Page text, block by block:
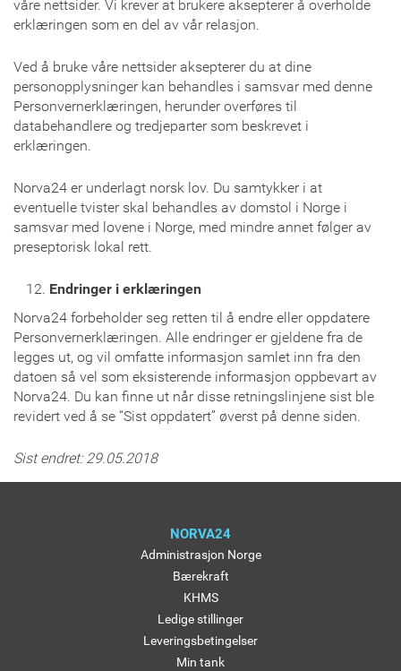
våre nettsider. Vi krever at brukere aksepterer å overholde
erklæringen som en del av vår relasjon.
Ved å bruke våre nettsider aksepterer du at dine
personopplysninger kan behandles i samsvar med denne
Personvernerklæringen, herunder overføres til
databehandlere og tredjeparter som beskrevet i
erklæringen.
Norva24 er underlagt norsk lov. Du samtykker i at
eventuelle tvister skal behandles av domstol i Norge i
samsvar med lovene i Norge, med mindre annet følger av
preseptorisk lokal rett.
Endringer i erklæringen
Norva24 forbeholder seg retten til å endre eller oppdatere
Personvernerklæringen. Alle endringer er gjeldene fra de
legges ut, og vil omfatte informasjon samlet inn fra den
datoen så vel som eksisterende informasjon oppbevart av
Norva24. Du kan finne ut når disse retningslinjene sist ble
revidert ved å se “Sist oppdatert” øverst på denne siden.
Sist endret: 29.05.2018
NORVA24
Administrasjon Norge
Bærekraft
KHMS
Ledige stillinger
Leveringsbetingelser
Min tank